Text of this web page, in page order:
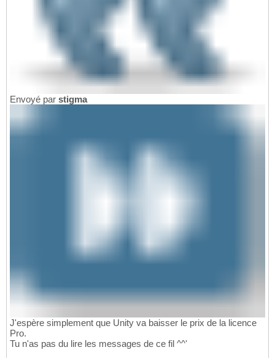
Envoyé par stigma
J'espère simplement que Unity va baisser le prix de la licence
Pro.
Tu n'as pas du lire les messages de ce fil ^^'